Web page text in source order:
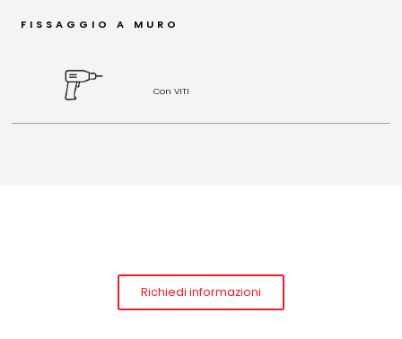
FISSAGGIO A MURO
Con VITI
Richiedi informazioni